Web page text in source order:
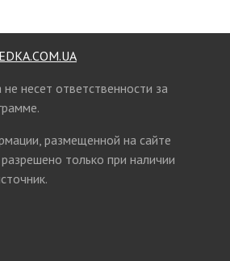
несет ответственности за
размещенной на сайте
разрешено только при наличии